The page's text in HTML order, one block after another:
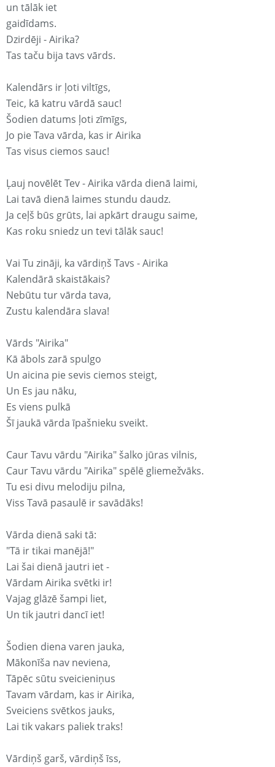
un tālāk iet
gaidīdams.
Dzirdēji - Airika?
Tas taču bija tavs vārds.
Kalendārs ir ļoti viltīgs,
Teic, kā katru vārdā sauc!
Šodien datums ļoti zīmīgs,
Jo pie Tava vārda, kas ir Airika
Tas visus ciemos sauc!
Ļauj novēlēt Tev - Airika vārda dienā laimi,
Lai tavā dienā laimes stundu daudz.
Ja ceļš būs grūts, lai apkārt draugu saime,
Kas roku sniedz un tevi tālāk sauc!
Vai Tu zināji, ka vārdiņš Tavs - Airika
Kalendārā skaistākais?
Nebūtu tur vārda tava,
Zustu kalendāra slava!
Vārds "Airika"
Kā ābols zarā spulgo
Un aicina pie sevis ciemos steigt,
Un Es jau nāku,
Es viens pulkā
Šī jaukā vārda īpašnieku sveikt.
Caur Tavu vārdu "Airika" šalko jūras vilnis,
Caur Tavu vārdu "Airika" spēlē gliemežvāks.
Tu esi divu melodiju pilna,
Viss Tavā pasaulē ir savādāks!
Vārda dienā saki tā:
"Tā ir tikai manējā!"
Lai šai dienā jautri iet -
Vārdam Airika svētki ir!
Vajag glāzē šampi liet,
Un tik jautri dancī iet!
Šodien diena varen jauka,
Mākonīša nav neviena,
Tāpēc sūtu sveicieniņus
Tavam vārdam, kas ir Airika,
Sveiciens svētkos jauks,
Lai tik vakars paliek traks!
Vārdiņš garš, vārdiņš īss,